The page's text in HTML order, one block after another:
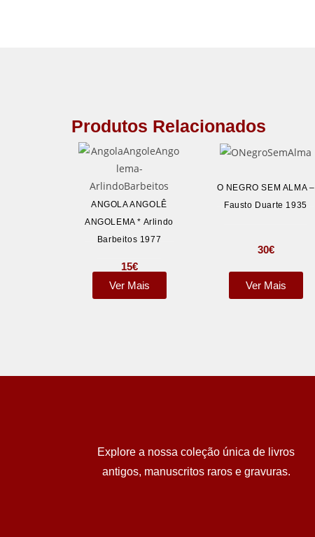
Produtos Relacionados
ANGOLA ANGOLÊ
ANGOLEMA * Arlindo
Barbeitos 1977
15€
Ver Mais
O NEGRO SEM ALMA –
Fausto Duarte 1935
30€
Ver Mais
Explore a nossa coleção única de livros
antigos, manuscritos raros e gravuras.